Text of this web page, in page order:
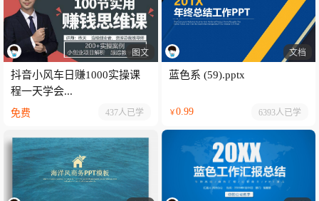
图文
抖音小风车日赚1000实操课
程一天学会...
免费 437人 已学
文档
蓝色系 (59).pptx
￥0.99 6393人 已学